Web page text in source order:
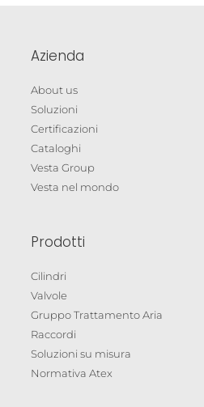
Azienda
About us
Soluzioni
Certificazioni
Cataloghi
Vesta Group
Vesta nel mondo
Prodotti
Cilindri
Valvole
Gruppo Trattamento Aria
Raccordi
Soluzioni su misura
Normativa Atex